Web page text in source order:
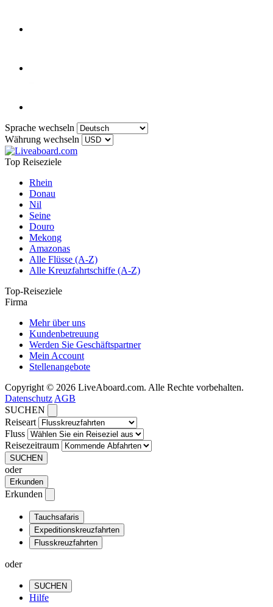
Sprache wechseln
Währung wechseln
Top Reiseziele
Rhein
Donau
Nil
Seine
Douro
Mekong
Amazonas
Alle Flüsse (A-Z)
Alle Kreuzfahrtschiffe (A-Z)
Top-Reiseziele
Firma
Mehr über uns
Kundenbetreuung
Werden Sie Geschäftspartner
Mein Account
Stellenangebote
Copyright © 2026 LiveAboard.com. Alle Rechte vorbehalten.
Datenschutz AGB
SUCHEN
Reiseart
Fluss
Reisezeitraum
SUCHEN
oder
Erkunden
Erkunden
Tauchsafaris
Expeditionskreuzfahrten
Flusskreuzfahrten
oder
SUCHEN
Hilfe